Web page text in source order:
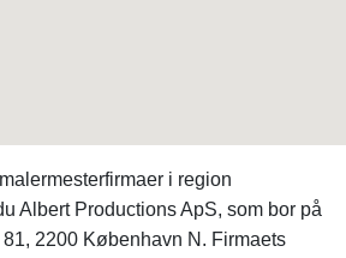
i region
Albert Productions ApS, som bor på
2200 København N. Firmaets